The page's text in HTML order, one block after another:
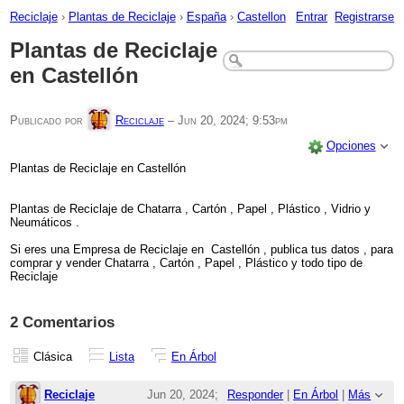
Reciclaje › Plantas de Reciclaje › España › Castellon Entrar Registrarse
Plantas de Reciclaje
en Castellón
Publicado por Reciclaje– Jun 20, 2024; 9:53pm
Opciones
Plantas de Reciclaje en Castellón
Plantas de Reciclaje de Chatarra , Cartón , Papel , Plástico , Vidrio y
Neumáticos .
Si eres una Empresa de Reciclaje en Castellón , publica tus datos , para
comprar y vender Chatarra , Cartón , Papel , Plástico y todo tipo de
Reciclaje
2 Comentarios
Clásica Lista En Árbol
Reciclaje Responder| En Árbol Más
Jun 20, 2024;